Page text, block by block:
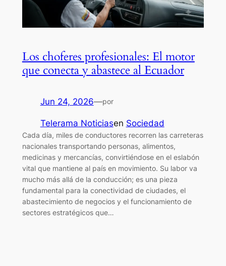
Los choferes profesionales: El motor
que conecta y abastece al Ecuador
Jun 24, 2026—por
Telerama Noticiasen Sociedad
Cada día, miles de conductores recorren las carreteras
nacionales transportando personas, alimentos,
medicinas y mercancías, convirtiéndose en el eslabón
vital que mantiene al país en movimiento. Su labor va
mucho más allá de la conducción; es una pieza
fundamental para la conectividad de ciudades, el
abastecimiento de negocios y el funcionamiento de
sectores estratégicos que…